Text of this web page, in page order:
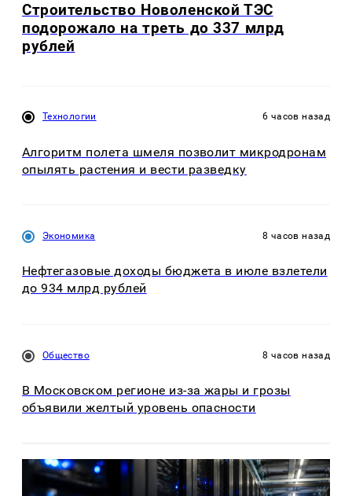
Строительство Новоленской ТЭС
подорожало на треть до 337 млрд
рублей
Технологии 6 часов назад
Алгоритм полета шмеля позволит микродронам
опылять растения и вести разведку
Экономика 8 часов назад
Нефтегазовые доходы бюджета в июле взлетели
до 934 млрд рублей
Общество 8 часов назад
В Московском регионе из-за жары и грозы
объявили желтый уровень опасности